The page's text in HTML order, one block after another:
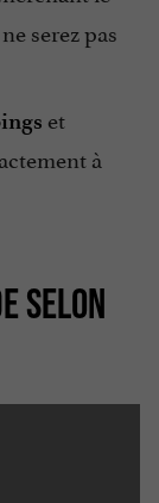
serez pas
et
à
SELON